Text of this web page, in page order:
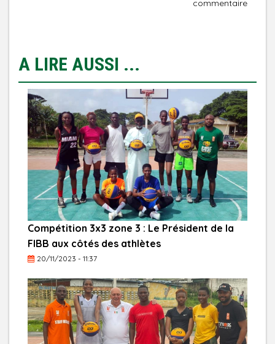
commentaire
A LIRE AUSSI ...
Compétition 3x3 zone 3 : Le Président de la
FIBB aux côtés des athlètes
20/11/2023 - 11:37